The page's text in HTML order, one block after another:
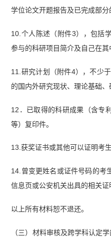
学位论文开题报告及已完成部分
10.个人陈述（附件3），包括
参与的科研项目简介及自己在其
11.研究计划（附件4），不少
的国内外研究现状、理论基础、
12．已取得的科研成果（含专
等）复印件。
13.获奖证书或其他可以证明考
14.曾变更姓名或证件号码的考
信息页或公安机关出具的相关证
以上所有材料恕不退还。
（三）材料审核及跨学科认定